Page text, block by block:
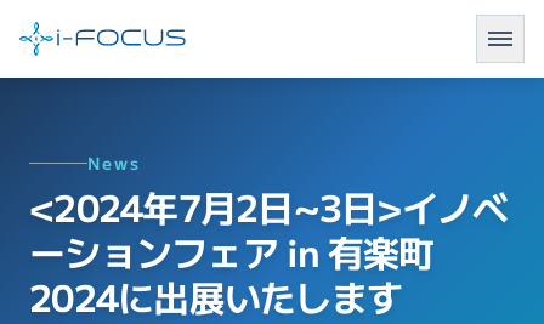
News
<2024年7月2日~3日>イノベ
ーションフェア in 有楽町
2024に出展いたします